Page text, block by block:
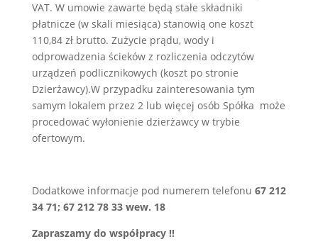
VAT. W umowie zawarte będą stałe składniki
płatnicze (w skali miesiąca) stanowią one koszt
110,84 zł brutto. Zużycie prądu, wody i
odprowadzenia ścieków z rozliczenia odczytów
urządzeń podlicznikowych (koszt po stronie
Dzierżawcy).W przypadku zainteresowania tym
samym lokalem przez 2 lub więcej osób Spółka może
procedować wyłonienie dzierżawcy w trybie
ofertowym.
Dodatkowe informacje pod numerem telefonu 67 212
34 71; 67 212 78 33 wew. 18
Zapraszamy do współpracy !!